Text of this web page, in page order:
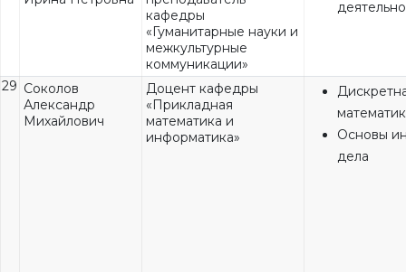
кафедры
«Гуманитарные науки и
межкультурные
коммуникации»
29 Соколов
Александр
Михайлович
Доцент кафедры
«Прикладная
математика и
информатика»
Основы
дела